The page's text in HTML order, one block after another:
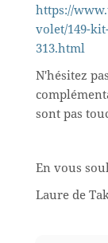
https://
volet/149-
313.html
N'hésitez
sont pas
En vous
Laure de